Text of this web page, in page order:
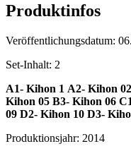
Produktinfos
Veröffentlichungsdatum:
Set-Inhalt: 2
A1- Kihon 1 A2- Kihon 02
Kihon 05 B3- Kihon 06
09 D2- Kihon 10 D3-
Produktionsjahr: 2014